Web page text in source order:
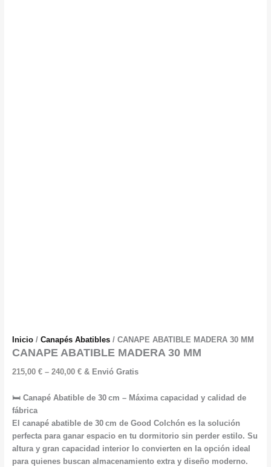
Inicio/ Canapés Abatibles/ CANAPE ABATIBLE MADERA 30 MM
CANAPE ABATIBLE MADERA 30 MM
215,00 € – 240,00 €Price
215,00 €
240,00 €
& Envió Gratis
🛏️ Canapé Abatible de 30 cm – Máxima capacidad y calidad de
fábrica
El canapé abatible de 30 cm de Good Colchón es la solución
perfecta para ganar espacio en tu dormitorio sin perder estilo. Su
altura y gran capacidad interior lo convierten en la opción ideal
para quienes buscan almacenamiento extra y diseño moderno.